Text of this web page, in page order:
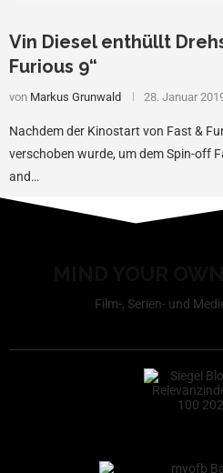
Vin Diesel enthüllt
Furious 9“
von Markus Grunwald 28. Januar
Nachdem der Kinostart von Fast &
verschoben wurde, um dem Spin-off
and…
Film-, Serien- und